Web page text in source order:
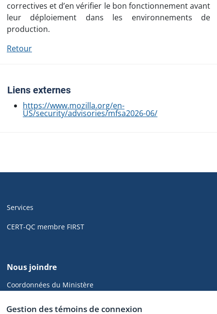
Gestion des témoins de connexion
correctives et d’en vérifier le bon fonctionnement avant
leur déploiement dans les environnements de
production.
Retour
Liens externes
https://www.mozilla.org/en-
US/security/advisories/mfsa2026-06/
de
pied
de
de
cyber.gouv.qc.ca
Services
CERT-QC membre FIRST
Nous joindre
Coordonnées du Ministère